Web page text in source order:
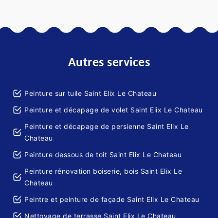
Autres services
Peinture sur tuile Saint Elix Le Chateau
Peinture et décapage de volet Saint Elix Le Chateau
Peinture et décapage de persienne Saint Elix Le
Chateau
Peinture dessous de toit Saint Elix Le Chateau
Peinture rénovation boiserie, bois Saint Elix Le
Chateau
Peintre et peinture de façade Saint Elix Le Chateau
Nettoyage de terrasse Saint Elix Le Chateau